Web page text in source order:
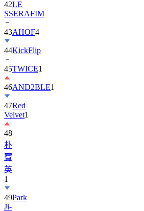
43AHOF4
44KickFlip
45TWICE1
46AND2BLE
47Red
Velvet
48
朴
寶
英
1
49
Ji-
hoon